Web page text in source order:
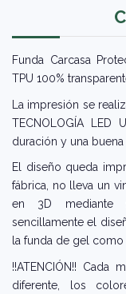
Funda Carcasa
TPU 100%
La impresión se
TECNOLOGÍA
duración y una buena
El diseño queda
fábrica, no lleva un
en 3D mediante
sencillamente el
la funda de gel como
!!ATENCIÓN!!
diferente, los